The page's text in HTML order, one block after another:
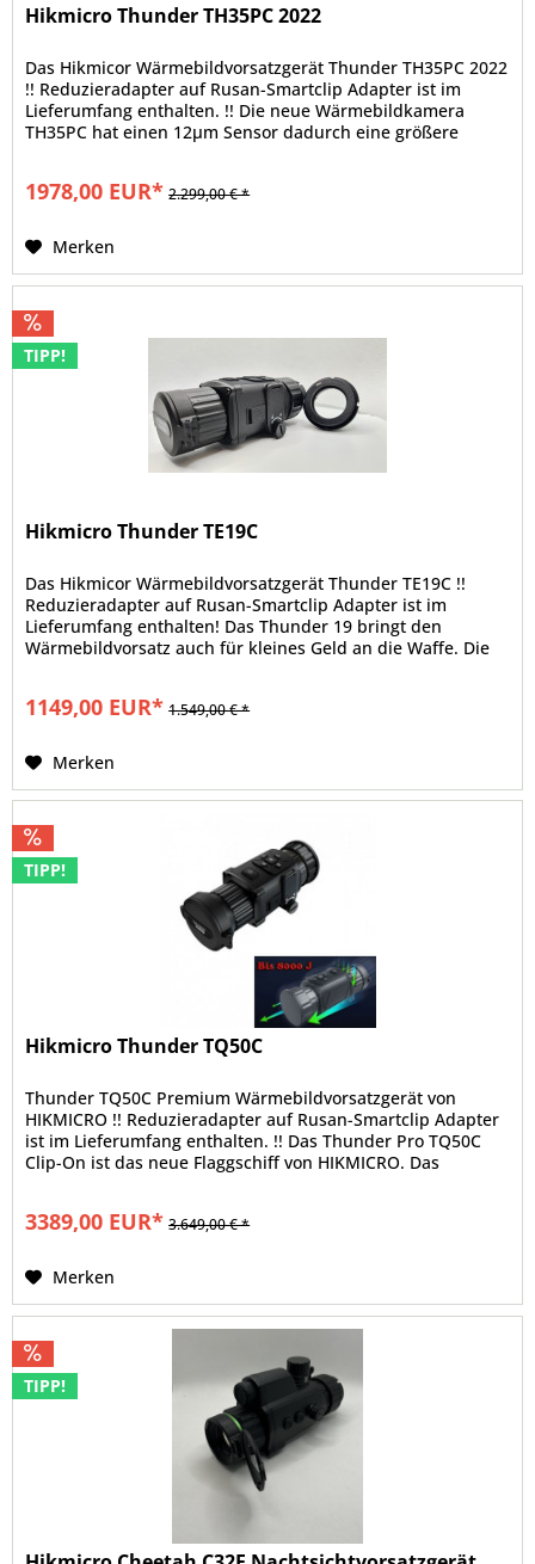
Hikmicro Thunder TH35PC 2022
Das Hikmicor Wärmebildvorsatzgerät Thunder TH35PC 2022
!! Reduzieradapter auf Rusan-Smartclip Adapter ist im
Lieferumfang enthalten. !! Die neue Wärmebildkamera
TH35PC hat einen 12µm Sensor dadurch eine größere
1978,00 EUR* 2.299,00 € *
Merken
TIPP!
Hikmicro Thunder TE19C
Das Hikmicor Wärmebildvorsatzgerät Thunder TE19C !!
Reduzieradapter auf Rusan-Smartclip Adapter ist im
Lieferumfang enthalten! Das Thunder 19 bringt den
Wärmebildvorsatz auch für kleines Geld an die Waffe. Die
1149,00 EUR* 1.549,00 € *
Merken
TIPP!
Hikmicro Thunder TQ50C
Thunder TQ50C Premium Wärmebildvorsatzgerät von
HIKMICRO !! Reduzieradapter auf Rusan-Smartclip Adapter
ist im Lieferumfang enthalten. !! Das Thunder Pro TQ50C
Clip-On ist das neue Flaggschiff von HIKMICRO. Das
3389,00 EUR* 3.649,00 € *
Merken
TIPP!